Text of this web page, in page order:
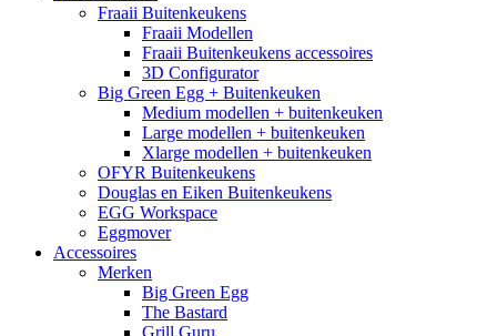
Fraaii Buitenkeukens
Fraaii Modellen
Fraaii Buitenkeukens accessoires
3D Configurator
Big Green Egg + Buitenkeuken
Medium modellen + buitenkeuken
Large modellen + buitenkeuken
Xlarge modellen + buitenkeuken
OFYR Buitenkeukens
Douglas en Eiken Buitenkeukens
EGG Workspace
Eggmover
Accessoires
Merken
Big Green Egg
The Bastard
Grill Guru